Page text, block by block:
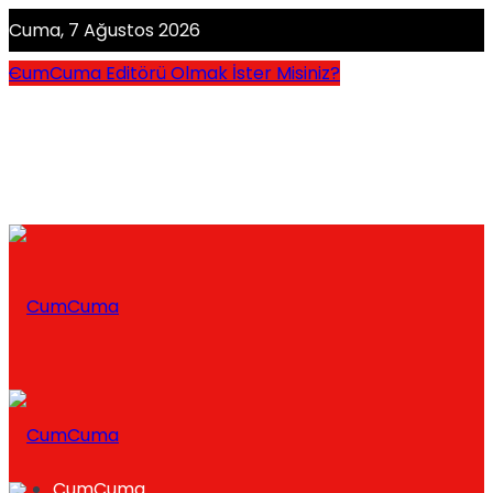
Cuma, 7 Ağustos 2026
CumCuma Editörü Olmak İster Misiniz?